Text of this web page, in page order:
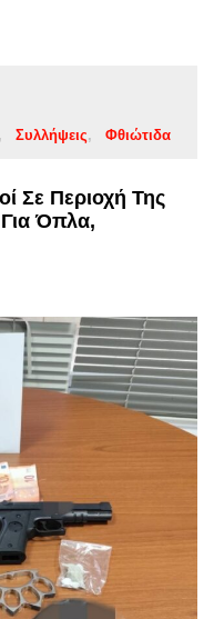
Συλλήψεις Φθιώτιδα
Σε Περιοχή Της
Όπλα,